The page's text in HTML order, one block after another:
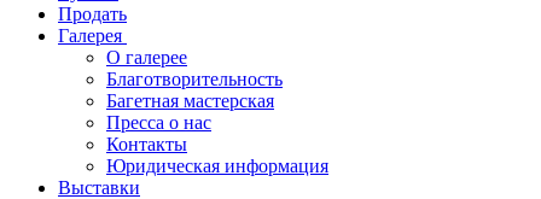
Продать
Галерея
О галерее
Благотворительность
Багетная мастерская
Пресса о нас
Контакты
Юридическая информация
Выставки